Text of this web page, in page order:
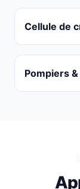
Cellule de
Pompiers &